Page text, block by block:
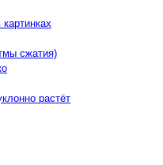
сжатия)
растёт